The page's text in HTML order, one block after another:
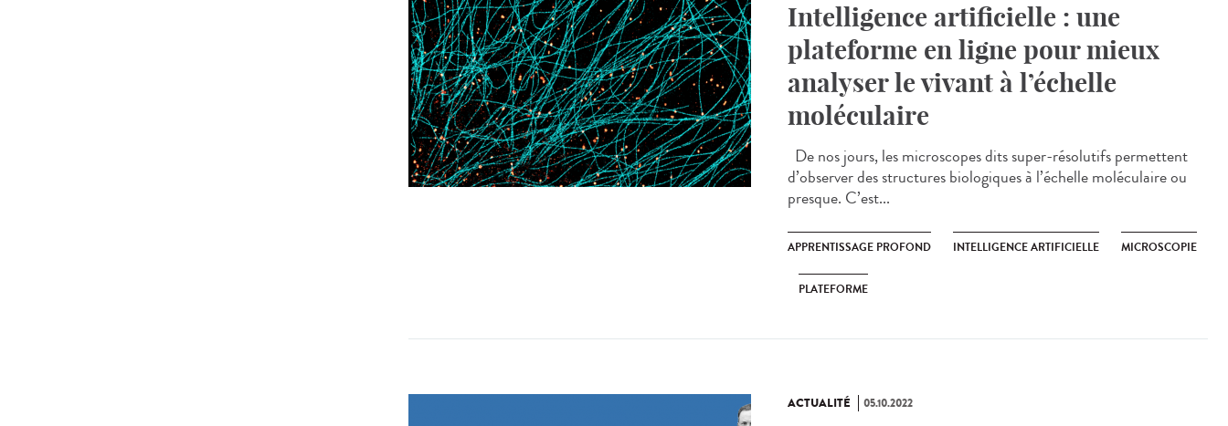
Intelligence artificielle : une
plateforme en ligne pour mieux
analyser le vivant à l’échelle
moléculaire
De nos jours, les microscopes dits super-résolutifs permettent
d’observer des structures biologiques à l’échelle moléculaire ou
presque. C’est...
APPRENTISSAGE PROFOND INTELLIGENCE ARTIFICIELLE MICROSCOPIE
PLATEFORME
ACTUALITÉ 05.10.2022